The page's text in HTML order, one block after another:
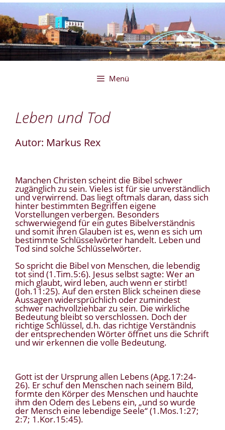
Zum
Inhalt
springen
Menü
Leben und Tod
Autor: Markus Rex
Manchen Christen scheint die Bibel schwer
zugänglich zu sein. Vieles ist für sie unverständlich
und verwirrend. Das liegt oftmals daran, dass sich
hinter bestimmten Begriffen eigene
Vorstellungen verbergen. Besonders
schwerwiegend für ein gutes Bibelverständnis
und somit ihren Glauben ist es, wenn es sich um
bestimmte Schlüsselwörter handelt. Leben und
Tod sind solche Schlüsselwörter.
So spricht die Bibel von Menschen, die lebendig
tot sind (1.Tim.5:6). Jesus selbst sagte: Wer an
mich glaubt, wird leben, auch wenn er stirbt!
(Joh.11:25). Auf den ersten Blick scheinen diese
Aussagen widersprüchlich oder zumindest
schwer nachvollziehbar zu sein. Die wirkliche
Bedeutung bleibt so verschlossen. Doch der
richtige Schlüssel, d.h. das richtige Verständnis
der entsprechenden Wörter öffnet uns die Schrift
und wir erkennen die volle Bedeutung.
Gott ist der Ursprung allen Lebens (Apg.17:24-
26). Er schuf den Menschen nach seinem Bild,
formte den Körper des Menschen und hauchte
ihm den Odem des Lebens ein, „und so wurde
der Mensch eine lebendige Seele“ (1.Mos.1:27;
2:7; 1.Kor.15:45).